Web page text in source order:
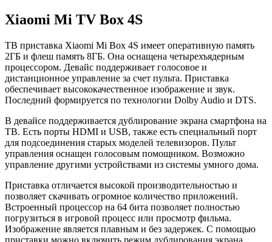
Xiaomi Mi TV Box 4S
ТВ приставка Xiaomi Mi Box 4S имеет оперативную память
2ГБ и флеш память 8ГБ. Она оснащена четырехъядерным
процессором. Девайс поддерживает голосовое и
дистанционное управление за счет пульта. Приставка
обеспечивает высококачественное изображение и звук.
Последний формируется по технологии Dolby Audio и DTS.
В девайсе поддерживается дублирование экрана смартфона на
ТВ. Есть порты HDMI и USB, также есть специальный порт
для подсоединения старых моделей телевизоров. Пульт
управления оснащен голосовым помощником. Возможно
управление другими устройствами из системы умного дома.
Приставка отличается высокой производительностью и
позволяет скачивать огромное количество приложений.
Встроенный процессор на 64 бита позволяет полностью
погрузиться в игровой процесс или просмотр фильма.
Изображение является плавным и без задержек. С помощью
приставки можно включить режим дублирования экрана